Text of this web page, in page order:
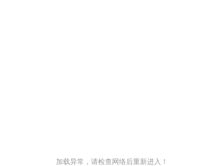
加载异常，请检查网络后重新进入！